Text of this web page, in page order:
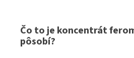
Čo to je koncentrát
pôsobí?